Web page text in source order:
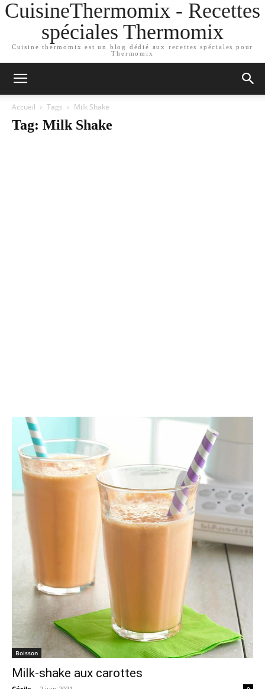
CuisineThermomix - Recettes
spéciales Thermomix
Cuisine thermomix est un blog dédié aux recettes spéciales pour
Thermomix
Accueil Tags Milk Shake
Tag: Milk Shake
Boisson
Milk-shake aux carottes